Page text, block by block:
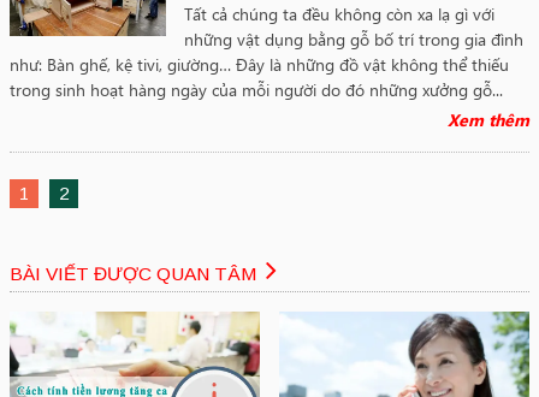
Tất cả chúng ta đều không còn xa lạ gì với
những vật dụng bằng gỗ bố trí trong gia đình
như: Bàn ghế, kệ tivi, giường… Đây là những đồ vật không thể thiếu
trong sinh hoạt hàng ngày của mỗi người do đó những xưởng gỗ...
Xem thêm
1 2
BÀI VIẾT ĐƯỢC QUAN TÂM